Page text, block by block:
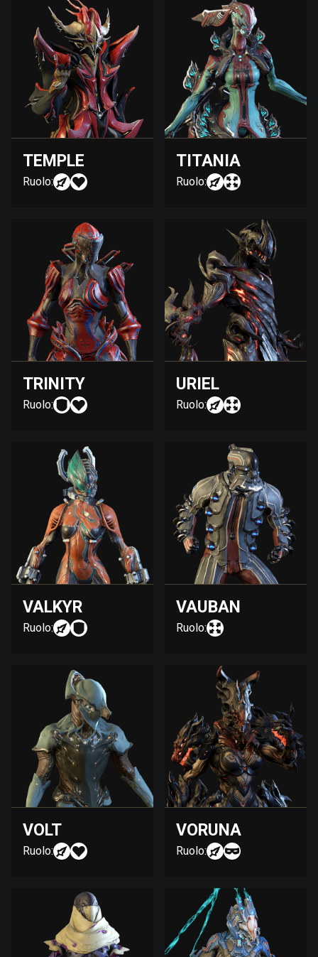
TEMPLE
Ruolo:
TITANIA
Ruolo:
TRINITY
Ruolo:
URIEL
Ruolo:
VALKYR
Ruolo:
VAUBAN
Ruolo:
VOLT
Ruolo:
VORUNA
Ruolo: